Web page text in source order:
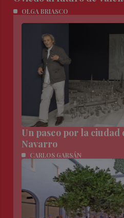
OLGA BRIASCO
Un paseo por la
Navarro
CARLOS GARSÁN